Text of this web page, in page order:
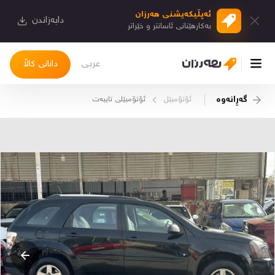
ئەپڵیكەیشنی هەرزان
بەكارهێنانی ئاسانتر و خێراتر دابەزاندن
دانانی کاڵا عربی
کاڵاکانم
دیاریکراوەکانم
دوا بینراوەکان
چات
گەڕانەوە ئۆتۆمبێل ئۆتۆمبێلی تایبه‌ت